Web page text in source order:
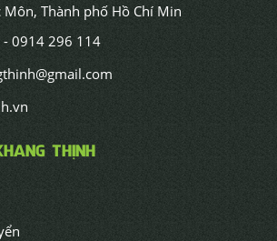
Thành phố Hồ Chí Min
0914 296 114
THỊNH